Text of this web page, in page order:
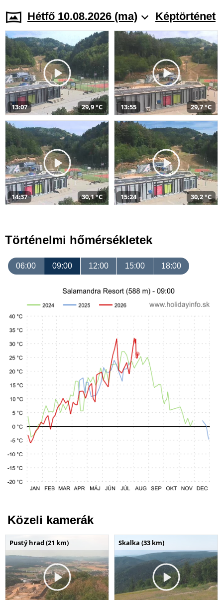
Hétfő 10.08.2026 (ma) Képtörténet
13:07 29,9 °C 13:55 29,7 °C
14:37 30,1 °C 15:24 30,2 °C
Történelmi hőmérsékletek
06:00 09:00 12:00 15:00 18:00
Közeli kamerák
Pustý hrad (21 km) Skalka (33 km)